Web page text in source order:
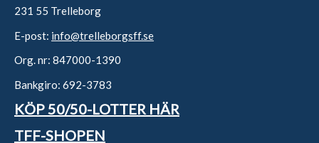
231 55 Trelleborg
E-post: info@trelleborgsff.se
Org. nr: 847000-1390
Bankgiro: 692-3783
KÖP 50/50-LOTTER HÄR
TFF-SHOPEN